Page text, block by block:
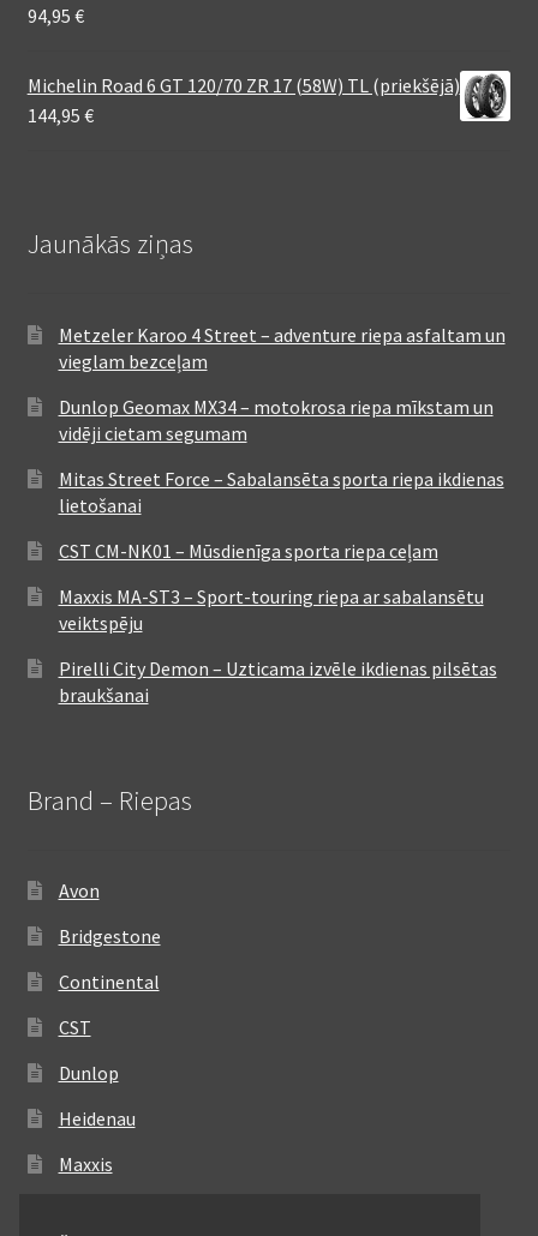
94,95 €
Michelin Road 6 GT 120/70 ZR 17 (58W) TL (priekšējā)
144,95 €
Jaunākās ziņas
Metzeler Karoo 4 Street – adventure riepa asfaltam un
vieglam bezceļam
Dunlop Geomax MX34 – motokrosa riepa mīkstam un
vidēji cietam segumam
Mitas Street Force – Sabalansēta sporta riepa ikdienas
lietošanai
CST CM-NK01 – Mūsdienīga sporta riepa ceļam
Maxxis MA-ST3 – Sport-touring riepa ar sabalansētu
veiktspēju
Pirelli City Demon – Uzticama izvēle ikdienas pilsētas
braukšanai
Brand – Riepas
Avon
Bridgestone
Continental
CST
Dunlop
Heidenau
Maxxis